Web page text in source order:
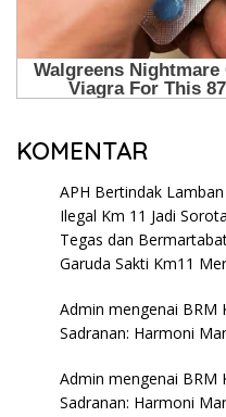
KOMENTAR
APH Bertindak
Ilegal Km 11 Jadi
Tegas dan
Garuda Sakti Km11
Admin mengenai BRM
Sadranan: Harmoni
Admin mengenai BRM
Sadranan: Harmoni